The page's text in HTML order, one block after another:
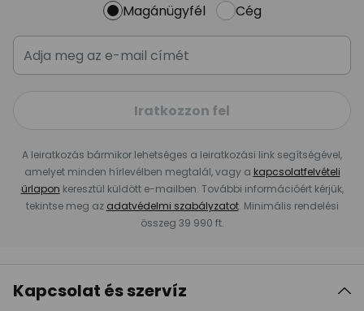
Magánügyfél Cég
Iratkozzon fel
A leiratkozás bármikor lehetséges a leiratkozási link segítségével,
amelyet minden hírlevélben megtalál, vagy a kapcsolatfelvételi
űrlapon keresztül küldött e-mailben. További információért kérjük,
tekintse meg az adatvédelmi szabályzatot. Minimális rendelési
összeg 39 990 ft.
Kapcsolat és szervíz